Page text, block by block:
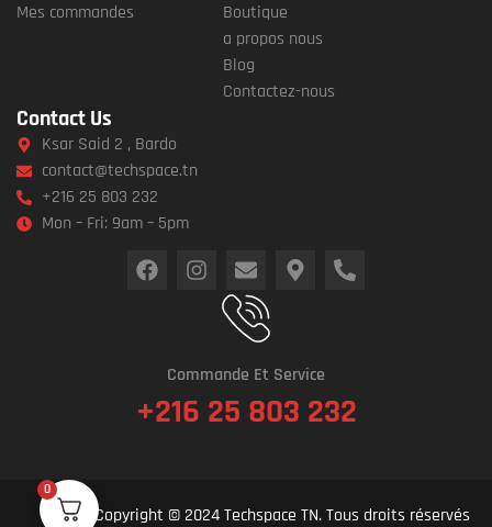
0
Mes commandes
Boutique
a propos nous
Blog
Contactez-nous
Contact Us
Ksar Said 2 , Bardo
contact@techspace.tn
+216 25 803 232
Mon – Fri: 9am – 5pm
Commande Et Service
+216 25 803 232
Copyright © 2024 Techspace TN. Tous droits réservés